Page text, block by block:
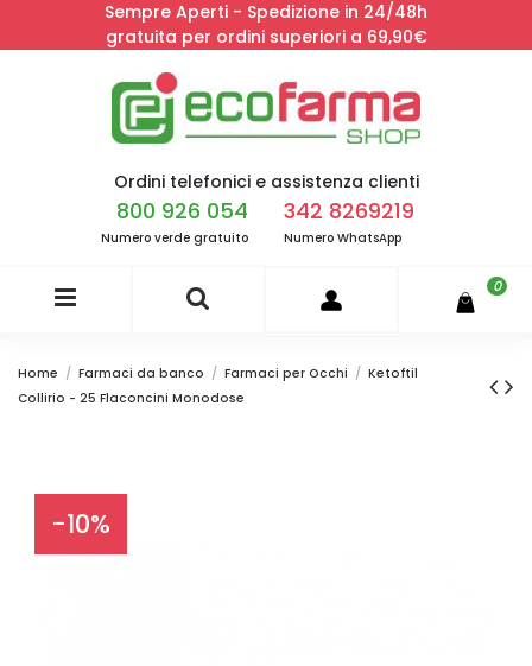
Sempre Aperti - Spedizione in 24/48h
gratuita per ordini superiori a 69,90€
Ordini telefonici e assistenza clienti
800 926 054
Numero verde gratuito
342 8269219
Numero WhatsApp
0
Home Farmaci da banco Farmaci per Occhi
Ketoftil
Collirio - 25 Flaconcini Monodose
-10%